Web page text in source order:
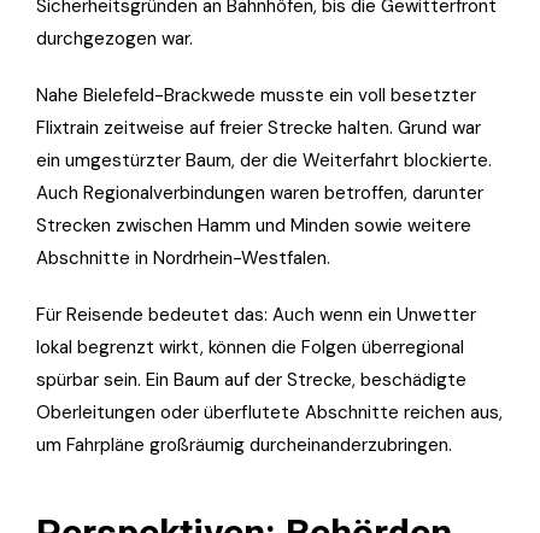
Sicherheitsgründen an Bahnhöfen, bis die Gewitterfront
durchgezogen war.
Nahe Bielefeld-Brackwede musste ein voll besetzter
Flixtrain zeitweise auf freier Strecke halten. Grund war
ein umgestürzter Baum, der die Weiterfahrt blockierte.
Auch Regionalverbindungen waren betroffen, darunter
Strecken zwischen Hamm und Minden sowie weitere
Abschnitte in Nordrhein-Westfalen.
Für Reisende bedeutet das: Auch wenn ein Unwetter
lokal begrenzt wirkt, können die Folgen überregional
spürbar sein. Ein Baum auf der Strecke, beschädigte
Oberleitungen oder überflutete Abschnitte reichen aus,
um Fahrpläne großräumig durcheinanderzubringen.